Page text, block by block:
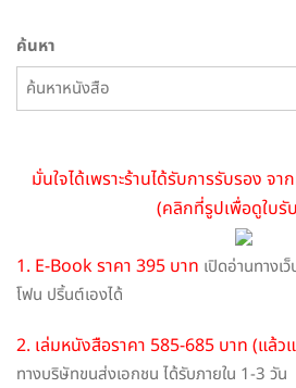
ค้นหา
มั่นใจได้เพราะร้านได้รับการรับรอง
(คลิกที่รูปเพื่อดูใบรั
1. E-Book ราคา 395 บาท เปิดอ่านทาง
โฟน ปริ้นต์เองได้
2. เล่มหนังสือราคา 585-685 บาท (แล้ว
ทางบริษัทขนส่งเอกชน ได้รับภายใน 1-3 วัน